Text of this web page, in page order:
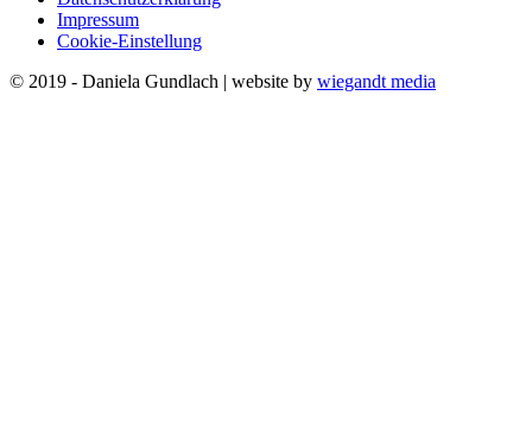
Impressum
Cookie-Einstellung
© 2019 - Daniela Gundlach | website by wiegandt media